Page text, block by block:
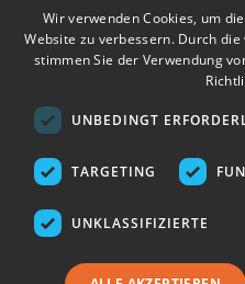
Wir verwenden Cookies, um
Website zu verbessern. Durch
stimmen Sie der Verwendung
UNBEDINGT
TARGETING
UNKLASSIFIZIERTE